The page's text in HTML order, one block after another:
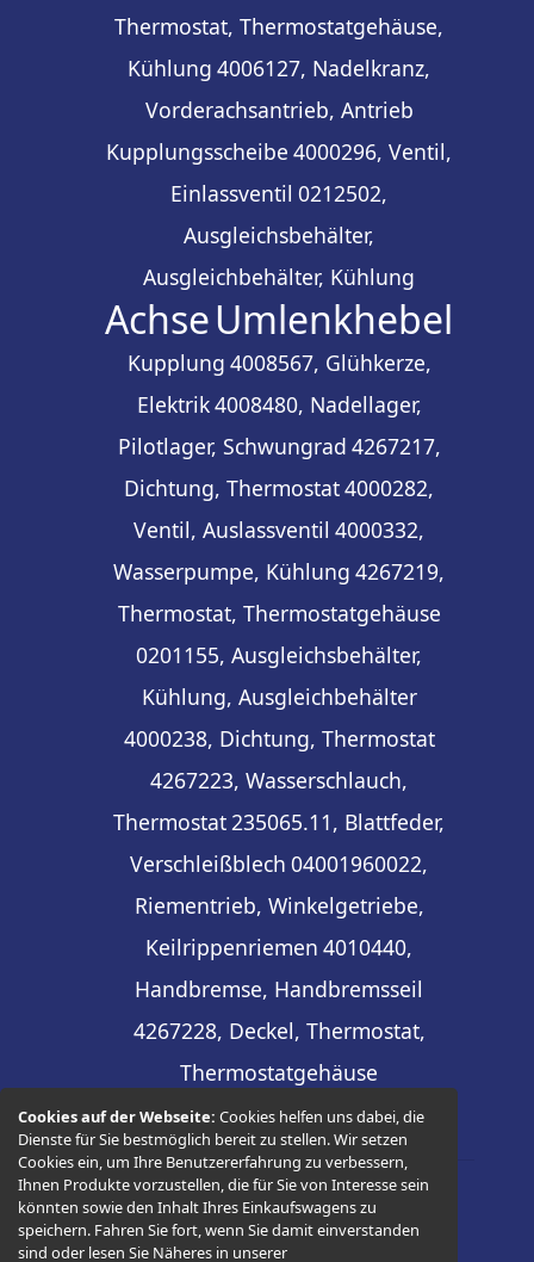
Cookies auf der Webseite:Cookies helfen uns dabei, die
Dienste für Sie bestmöglich bereit zu stellen. Wir setzen
Cookies ein, um Ihre Benutzererfahrung zu verbessern,
Ihnen Produkte vorzustellen, die für Sie von Interesse sein
könnten sowie den Inhalt Ihres Einkaufswagens zu
speichern. Fahren Sie fort, wenn Sie damit einverstanden
sind oder lesen Sie Näheres in unserer
Thermostat, Thermostatgehäuse,
Kühlung 4006127, Nadelkranz,
Vorderachsantrieb, Antrieb
Kupplungsscheibe 4000296, Ventil,
Einlassventil 0212502,
Ausgleichsbehälter,
Ausgleichbehälter, Kühlung
AchseUmlenkhebel
Kupplung 4008567, Glühkerze,
Elektrik4008480, Nadellager,
Pilotlager, Schwungrad 4267217,
Dichtung, Thermostat4000282,
Ventil, Auslassventil 4000332,
Wasserpumpe, Kühlung 4267219,
Thermostat, Thermostatgehäuse
0201155, Ausgleichsbehälter,
Kühlung, Ausgleichbehälter
4000238, Dichtung, Thermostat
4267223, Wasserschlauch,
Thermostat235065.11, Blattfeder,
Verschleißblech 04001960022,
Riementrieb, Winkelgetriebe,
Keilrippenriemen 4010440,
Handbremse, Handbremsseil
4267228, Deckel, Thermostat,
Thermostatgehäuse
© 2026 -Thüringer Ersatzteilhandel